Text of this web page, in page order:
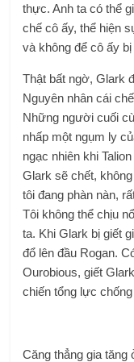
thực. Anh ta có thể
chế cô ấy, thể hiện
và không để cô ấy
Thật bất ngờ, Glark
Nguyên nhân cái
Những người cuối
nhấp một ngụm ly
ngạc nhiên khi
Glark sẽ chết,
tôi đang phàn nàn,
Tôi không thể chịu
ta. Khi Glark bị giết
đổ lên đầu Rogan.
Ourobious, giết
chiến tổng lực
Căng thẳng gia tăng